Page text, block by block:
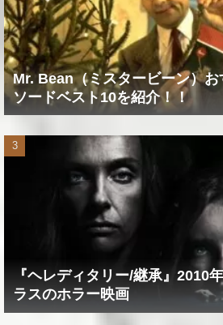
Mr. Bean（ミスタービーン）お
ソードベスト10を紹介！！
『ヘレディタリー/継承』2010
ラスのホラー映画